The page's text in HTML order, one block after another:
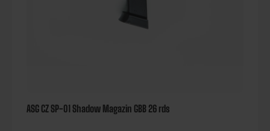
ASG CZ SP-01 Shadow Magazin GBB 26 rds